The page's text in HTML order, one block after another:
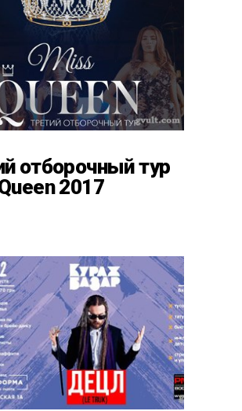
отборочный тур
2017